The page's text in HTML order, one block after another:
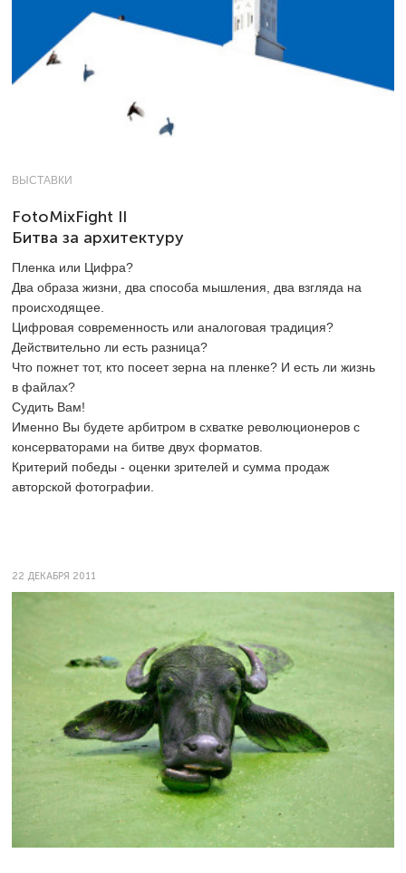
ВЫСТАВКИ
FotoMixFight II
Битва за архитектуру
Пленка или Цифра?
Два образа жизни, два способа мышления, два взгляда на
происходящее.
Цифровая современность или аналоговая традиция?
Действительно ли есть разница?
Что пожнет тот, кто посеет зерна на пленке? И есть ли жизнь
в файлах?
Судить Вам!
Именно Вы будете арбитром в схватке революционеров с
консерваторами на битве двух форматов.
Критерий победы - оценки зрителей и сумма продаж
авторской фотографии.
22 ДЕКАБРЯ 2011